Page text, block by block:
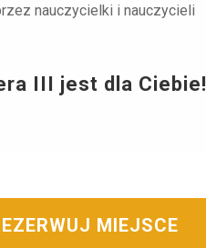
nauczycielki i nauczycieli
III jest dla Ciebie!
MIEJSCE